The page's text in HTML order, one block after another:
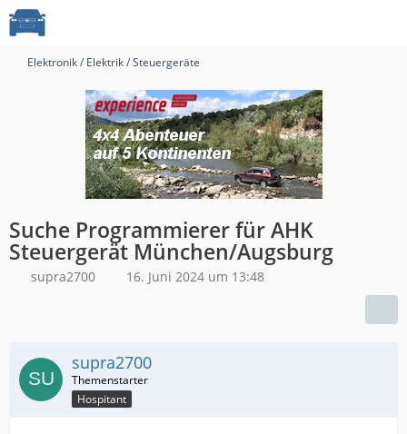
Elektronik / Elektrik / Steuergeräte
Suche Programmierer für AHK
Steuergerät München/Augsburg
supra2700 16. Juni 2024 um 13:48
supra2700
Hospitant